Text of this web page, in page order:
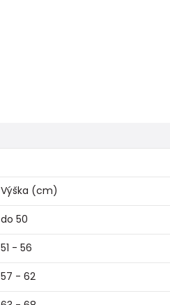
Výška (cm)
do 50
51 - 56
57 - 62